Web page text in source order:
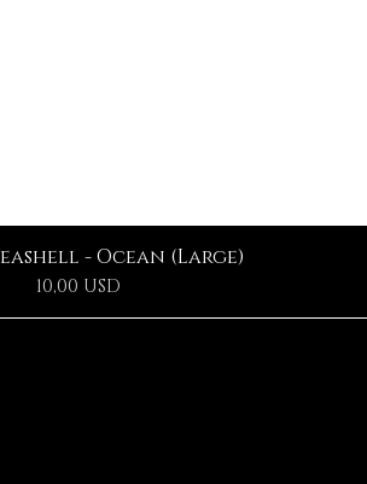
- Ocean (Large)
Prezzo
10,00 USD